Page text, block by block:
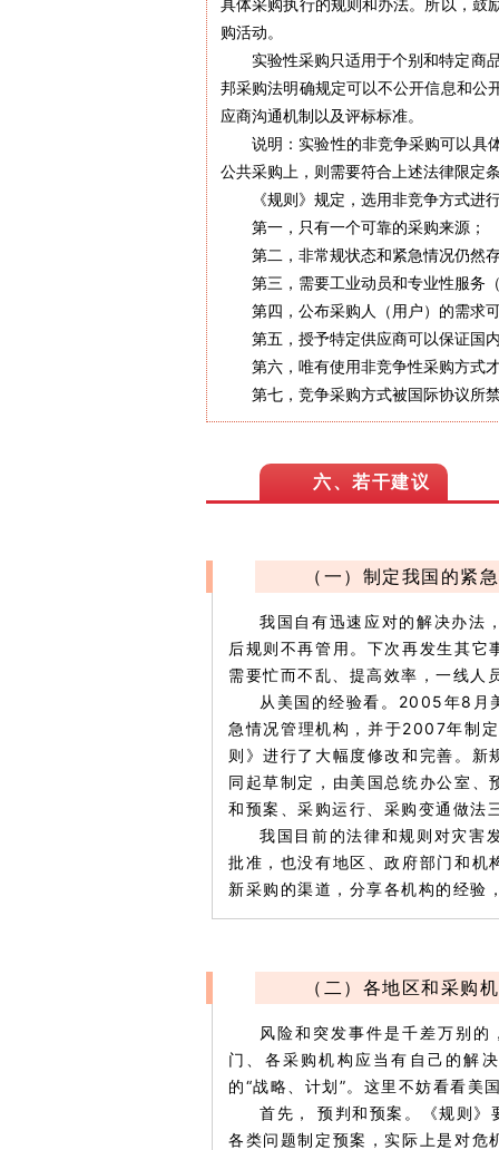
购活动。
实验性采购只适用于个别和特定商
邦采购法明确规定可以不公开信息和公
应商沟通机制以及评标标准。
说明：实验性的非竞争采购可以具
公共采购上，则需要符合上述法律限定
《规则》规定，选用非竞争方式进
第一，只有一个可靠的采购来源；
第二，非常规状态和紧急情况仍然
第三，需要工业动员和专业性服务
第四，公布采购人（用户）的需求
第五，授予特定供应商可以保证国
第六，唯有使用非竞争性采购方式
第七，竞争采购方式被国际协议所
六、若干建议
（一）制定我国的紧
我国自有迅速应对的解决办法
后规则不再管用。下次再发生其
需要忙而不乱、提高效率，一线人
从美国的经验看。2005年8月
急情况管理机构，并于2007年制
则》进行了大幅度修改和完善。
同起草制定，由美国总统办公室
和预案、采购运行、采购变通做法
我国目前的法律和规则对灾害
批准，也没有地区、政府部门和机
新采购的渠道，分享各机构的经验
（二）各地区和采购
风险和突发事件是千差万别
门、各采购机构应当有自己的解
的“战略、计划”。这里不妨看看美
首先， 预判和预案。
《规则
各类问题制定预案，实际上是对危